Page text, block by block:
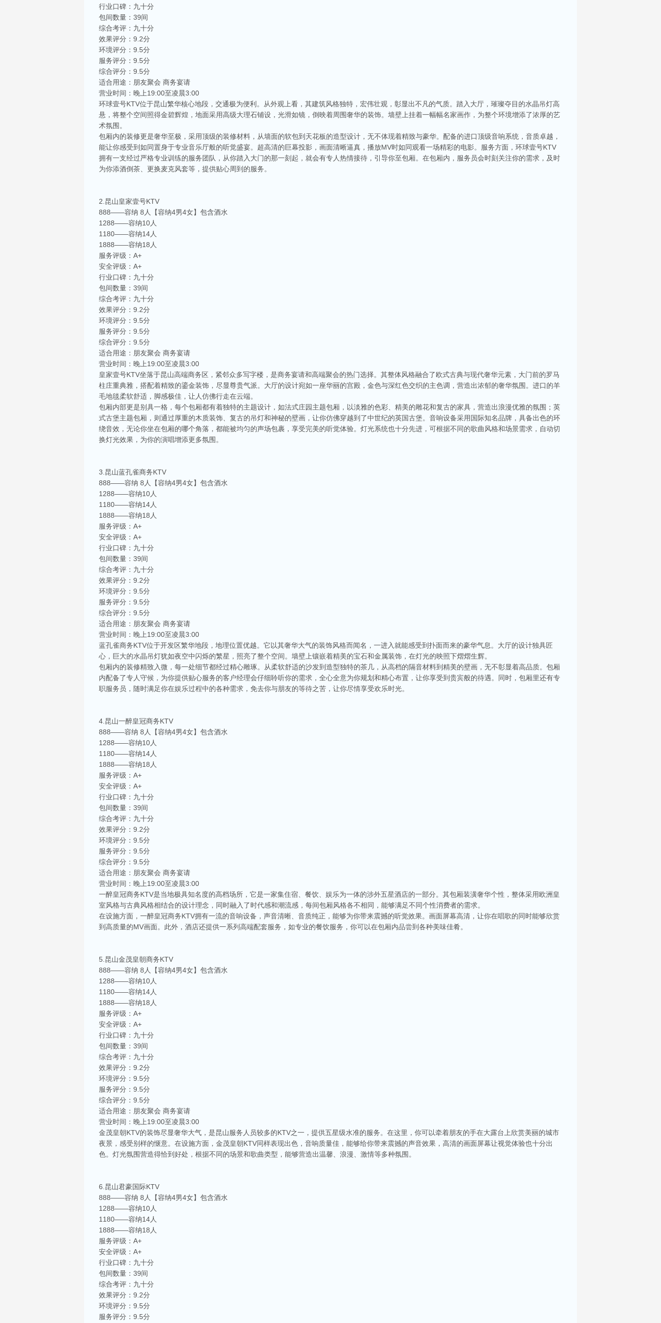
行业口碑：九十分
包间数量：39间
综合考评：九十分
效果评分：9.2分
环境评分：9.5分
服务评分：9.5分
综合评分：9.5分
适合用途：朋友聚会 商务宴请
营业时间：晚上19:00至凌晨3:00
环球壹号KTV位于昆山繁华核心地段，交通极为便利。从外观上看，其建筑风格独特，宏伟壮观，彰显出不凡的气质。踏入大厅，璀璨夺目的水晶吊灯高
悬，将整个空间照得金碧辉煌，地面采用高级大理石铺设，光滑如镜，倒映着周围奢华的装饰。墙壁上挂着一幅幅名家画作，为整个环境增添了浓厚的艺
术氛围。
包厢内的装修更是奢华至极，采用顶级的装修材料，从墙面的软包到天花板的造型设计，无不体现着精致与豪华。配备的进口顶级音响系统，音质卓越，
能让你感受到如同置身于专业音乐厅般的听觉盛宴。超高清的巨幕投影，画面清晰逼真，播放MV时如同观看一场精彩的电影。服务方面，环球壹号KTV
拥有一支经过严格专业训练的服务团队，从你踏入大门的那一刻起，就会有专人热情接待，引导你至包厢。在包厢内，服务员会时刻关注你的需求，及时
为你添酒倒茶、更换麦克风套等，提供贴心周到的服务。
2.昆山皇家壹号KTV
888——容纳 8人【容纳4男4女】包含酒水
1288——容纳10人
1180——容纳14人
1888——容纳18人
服务评级：A+
安全评级：A+
行业口碑：九十分
包间数量：39间
综合考评：九十分
效果评分：9.2分
环境评分：9.5分
服务评分：9.5分
综合评分：9.5分
适合用途：朋友聚会 商务宴请
营业时间：晚上19:00至凌晨3:00
皇家壹号KTV坐落于昆山高端商务区，紧邻众多写字楼，是商务宴请和高端聚会的热门选择。其整体风格融合了欧式古典与现代奢华元素，大门前的罗马
柱庄重典雅，搭配着精致的鎏金装饰，尽显尊贵气派。大厅的设计宛如一座华丽的宫殿，金色与深红色交织的主色调，营造出浓郁的奢华氛围。进口的羊
毛地毯柔软舒适，脚感极佳，让人仿佛行走在云端。
包厢内部更是别具一格，每个包厢都有着独特的主题设计，如法式庄园主题包厢，以淡雅的色彩、精美的雕花和复古的家具，营造出浪漫优雅的氛围；英
式古堡主题包厢，则通过厚重的木质装饰、复古的吊灯和神秘的壁画，让你仿佛穿越到了中世纪的英国古堡。音响设备采用国际知名品牌，具备出色的环
绕音效，无论你坐在包厢的哪个角落，都能被均匀的声场包裹，享受完美的听觉体验。灯光系统也十分先进，可根据不同的歌曲风格和场景需求，自动切
换灯光效果，为你的演唱增添更多氛围。
3.昆山蓝孔雀商务KTV
888——容纳 8人【容纳4男4女】包含酒水
1288——容纳10人
1180——容纳14人
1888——容纳18人
服务评级：A+
安全评级：A+
行业口碑：九十分
包间数量：39间
综合考评：九十分
效果评分：9.2分
环境评分：9.5分
服务评分：9.5分
综合评分：9.5分
适合用途：朋友聚会 商务宴请
营业时间：晚上19:00至凌晨3:00
蓝孔雀商务KTV位于开发区繁华地段，地理位置优越。它以其奢华大气的装饰风格而闻名，一进入就能感受到扑面而来的豪华气息。大厅的设计独具匠
心，巨大的水晶吊灯犹如夜空中闪烁的繁星，照亮了整个空间。墙壁上镶嵌着精美的宝石和金属装饰，在灯光的映照下熠熠生辉。
包厢内的装修精致入微，每一处细节都经过精心雕琢。从柔软舒适的沙发到造型独特的茶几，从高档的隔音材料到精美的壁画，无不彰显着高品质。包厢
内配备了专人守候，为你提供贴心服务的客户经理会仔细聆听你的需求，全心全意为你规划和精心布置，让你享受到贵宾般的待遇。同时，包厢里还有专
职服务员，随时满足你在娱乐过程中的各种需求，免去你与朋友的等待之苦，让你尽情享受欢乐时光。
4.昆山一醉皇冠商务KTV
888——容纳 8人【容纳4男4女】包含酒水
1288——容纳10人
1180——容纳14人
1888——容纳18人
服务评级：A+
安全评级：A+
行业口碑：九十分
包间数量：39间
综合考评：九十分
效果评分：9.2分
环境评分：9.5分
服务评分：9.5分
综合评分：9.5分
适合用途：朋友聚会 商务宴请
营业时间：晚上19:00至凌晨3:00
一醉皇冠商务KTV是当地极具知名度的高档场所，它是一家集住宿、餐饮、娱乐为一体的涉外五星酒店的一部分。其包厢装潢奢华个性，整体采用欧洲皇
室风格与古典风格相结合的设计理念，同时融入了时代感和潮流感，每间包厢风格各不相同，能够满足不同个性消费者的需求。
在设施方面，一醉皇冠商务KTV拥有一流的音响设备，声音清晰、音质纯正，能够为你带来震撼的听觉效果。画面屏幕高清，让你在唱歌的同时能够欣赏
到高质量的MV画面。此外，酒店还提供一系列高端配套服务，如专业的餐饮服务，你可以在包厢内品尝到各种美味佳肴。
5.昆山金茂皇朝商务KTV
888——容纳 8人【容纳4男4女】包含酒水
1288——容纳10人
1180——容纳14人
1888——容纳18人
服务评级：A+
安全评级：A+
行业口碑：九十分
包间数量：39间
综合考评：九十分
效果评分：9.2分
环境评分：9.5分
服务评分：9.5分
综合评分：9.5分
适合用途：朋友聚会 商务宴请
营业时间：晚上19:00至凌晨3:00
金茂皇朝KTV的装饰尽显奢华大气，是昆山服务人员较多的KTV之一，提供五星级水准的服务。在这里，你可以牵着朋友的手在大露台上欣赏美丽的城市
夜景，感受别样的惬意。在设施方面，金茂皇朝KTV同样表现出色，音响质量佳，能够给你带来震撼的声音效果，高清的画面屏幕让视觉体验也十分出
色。灯光氛围营造得恰到好处，根据不同的场景和歌曲类型，能够营造出温馨、浪漫、激情等多种氛围。
6.昆山君豪国际KTV
888——容纳 8人【容纳4男4女】包含酒水
1288——容纳10人
1180——容纳14人
1888——容纳18人
服务评级：A+
安全评级：A+
行业口碑：九十分
包间数量：39间
综合考评：九十分
效果评分：9.2分
环境评分：9.5分
服务评分：9.5分